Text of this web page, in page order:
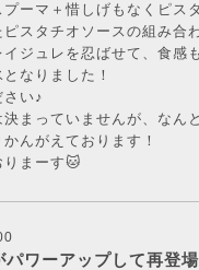
ーマ＋惜しげもなくピス
スタチオソースの組み合わ
ジュレを忍ばせて、食感
なりました！
い♪
まっていませんが、なん
んがえております！
まーす🐱
ワーアップして再登